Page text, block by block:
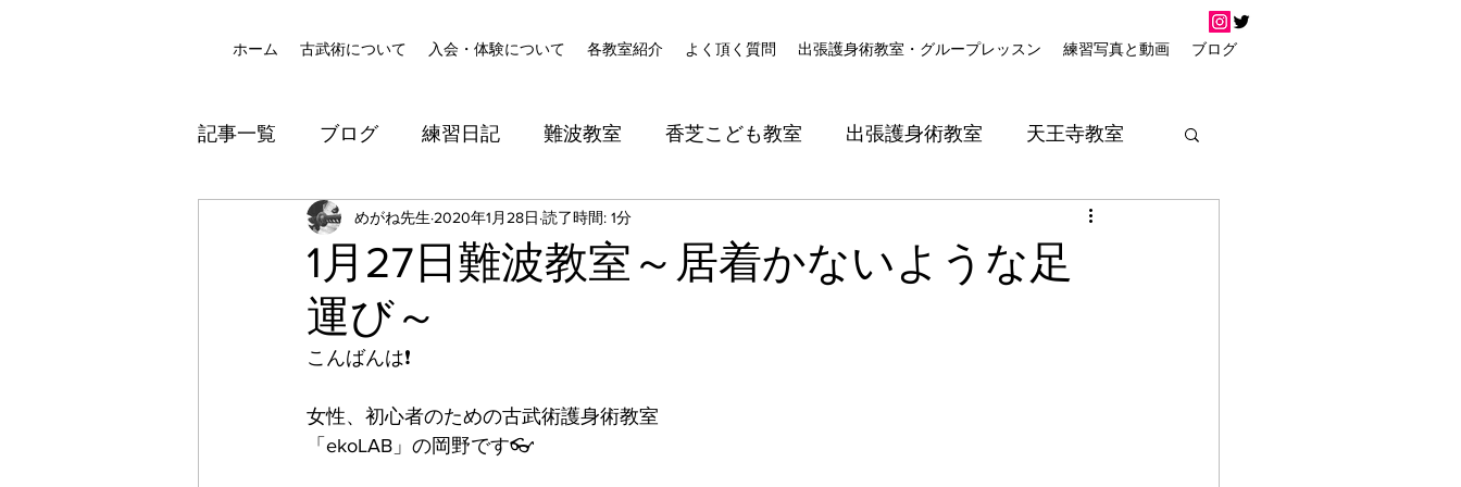
ホーム 古武術について 入会・体験について 各教室紹介 よく頂く質問 出張護身術教室・グループレッスン 練習写真と動画 ブログ
記事一覧 ブログ 練習日記 難波教室 香芝こども教室 出張護身術教室 天王寺教室
八尾道場 防犯
1月27日難波教室～居着かないような足
運び～
めがね先生 2020年1月28日 読了時間: 1分
こんばんは❗️
女性、初心者のための古武術護身術教室
「ekoLAB」の岡野です👓